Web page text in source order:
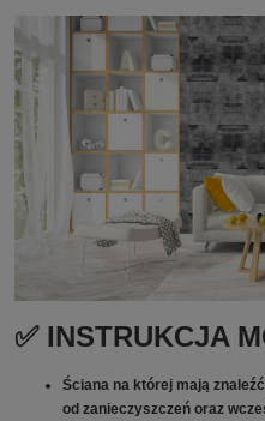
✅ INSTRUKCJA
Ściana na której mają
od zanieczyszczeń oraz